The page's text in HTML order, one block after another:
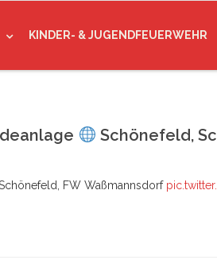
KINDER- & JUGENDFEUERWEHR
Schönefeld,
FW Waßmannsdorf